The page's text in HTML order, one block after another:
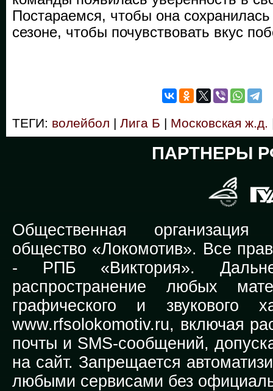
Постараемся, чтобы она
сезоне, чтобы почувствовать вкус
ТЕГИ: волейбол | Лига Б | Московская ж.д.
ПАРТНЕРЫ
Общественная организация
общество «Локомотив». Все
- РПБ «Виктория».
распространение любых
графического и звукового
www.rfsolokomotiv.ru, включая
почты и SMS-сообщений,
на сайт. Запрещается
любыми сервисами без